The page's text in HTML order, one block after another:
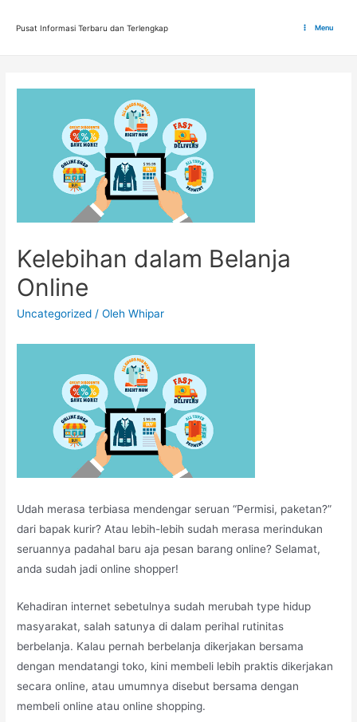
Pusat Informasi Terbaru dan Terlengkap Menu
Kelebihan dalam Belanja
Online
Uncategorized / OlehWhipar
Udah merasa terbiasa mendengar seruan “Permisi, paketan?”
dari bapak kurir? Atau lebih-lebih sudah merasa merindukan
seruannya padahal baru aja pesan barang online? Selamat,
anda sudah jadi online shopper!
Kehadiran internet sebetulnya sudah merubah type hidup
masyarakat, salah satunya di dalam perihal rutinitas
berbelanja. Kalau pernah berbelanja dikerjakan bersama
dengan mendatangi toko, kini membeli lebih praktis dikerjakan
secara online, atau umumnya disebut bersama dengan
membeli online atau online shopping.